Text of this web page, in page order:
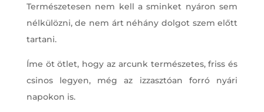
Természetesen nem kell a sminket nyáron sem
nélkülözni, de nem árt néhány dolgot szem előtt
tartani.
Íme öt ötlet, hogy az arcunk természetes, friss és
csinos legyen, még az izzasztóan forró nyári
napokon is.